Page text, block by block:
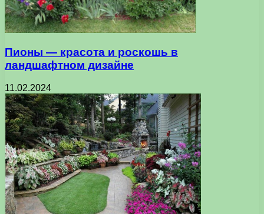
Пионы — красота и роскошь в
ландшафтном дизайне
11.02.2024